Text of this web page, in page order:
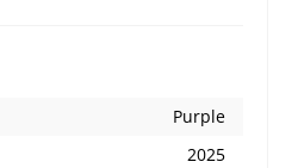
Purple
2025